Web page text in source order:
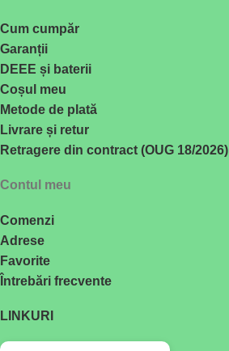
Cum cumpăr
Garanții
DEEE și baterii
Coșul meu
Metode de plată
Livrare și retur
Retragere din contract (OUG 18/2026)
Contul meu
Comenzi
Adrese
Favorite
Întrebări frecvente
LINKURI